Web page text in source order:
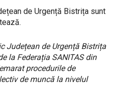
de Urgență Bistrița sunt
Județean de Urgență Bistrița
la Federația SANITAS din
procedurile de
de muncă la nivelul